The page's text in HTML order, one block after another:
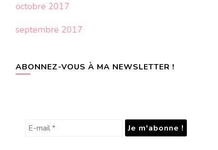
octobre 2017
septembre 2017
ABONNEZ-VOUS À MA NEWSLETTER !